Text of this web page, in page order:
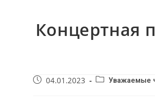
Концертная
04.01.2023 Уважаемые